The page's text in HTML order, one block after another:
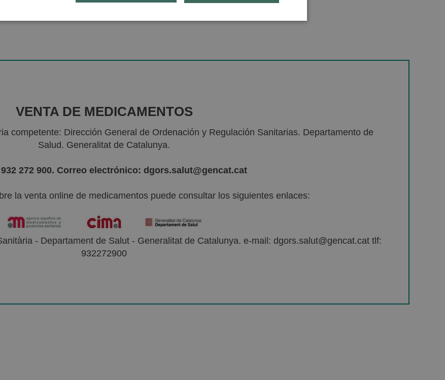
VENTA DE MEDICAMENTOS
competente: Dirección General de Ordenación y Regulación Sanitarias. Departamento de
Salud. Generalitat de Catalunya.
272 900. Correo electrónico: dgors.salut@gencat.cat
la venta online de medicamentos puede consultar los siguientes enlaces:
- Departament de Salut - Generalitat de Catalunya. e-mail: dgors.salut@gencat.cat tlf:
932272900